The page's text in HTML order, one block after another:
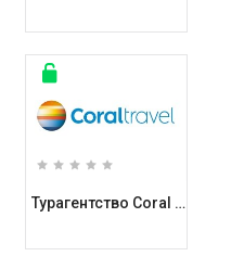
Турагентство Coral Travel возле метро Олимпийская